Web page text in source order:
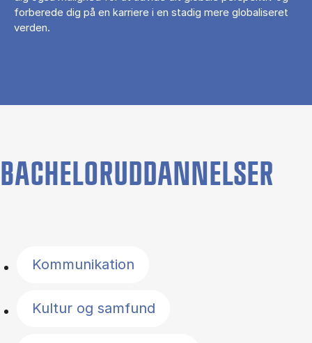
forberede dig på en karriere i en stadig mere globaliseret
verden.
BACHELORUDDANNELSER
Kommunikation
Kultur og samfund